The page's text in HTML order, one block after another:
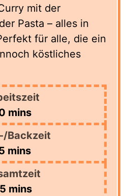
mit der
Pasta – alles in
für alle, die ein
köstliches
minutes
mins
Backzeit
minutes
mins
minutes
mins